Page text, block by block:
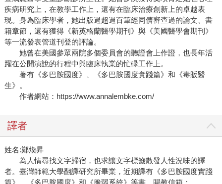
疾病研究上，在教學工作上，還有在臨床治療創新上的卓越表
現。身為臨床學者，她出版過超過百筆經同儕審查過的論文、書
籍章節，還有獲得《新英格蘭醫學期刊》與《美國醫學會期刊》
等一流發表管道刊登的評論。
她曾在美國參眾兩院多個委員會的聽證會上作證，也長年活
躍在公開演說的行程中與臨床執業的忙碌工作上。
著有《多巴胺國度》、《多巴胺國度實踐篇》和《毒販醫
生》。
作者網站：https://www.annalembke.com/
譯者
姓名:鄭煥昇
為人情尋找文字歸宿，也求讓文字標籤散發人性況味的譯
者。臺灣師範大學翻譯研究所畢業，近期譯有《多巴胺國度實踐